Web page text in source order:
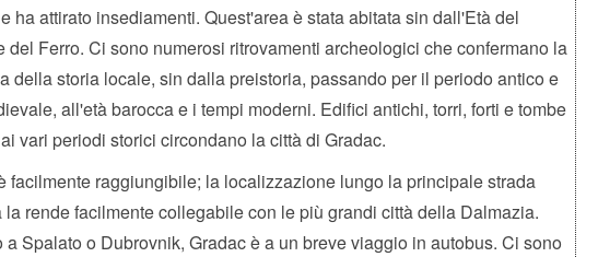
ha attirato insediamenti. Quest'area è stata abitata sin dall'Età del
del Ferro. Ci sono numerosi ritrovamenti archeologici che confermano la
della storia locale, sin dalla preistoria, passando per il periodo antico e
all'età barocca e i tempi moderni. Edifici antichi, torri, forti e tombe
vari periodi storici circondano la città di Gradac.
facilmente raggiungibile; la localizzazione lungo la principale strada
la rende facilmente collegabile con le più grandi città della Dalmazia.
a Spalato o Dubrovnik, Gradac è a un breve viaggio in autobus. Ci sono